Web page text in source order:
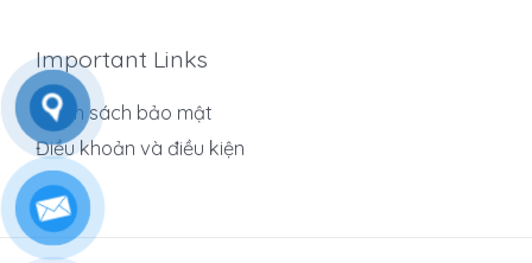
Important Links
Chính sách bảo mật
Điều khoản và điều kiện